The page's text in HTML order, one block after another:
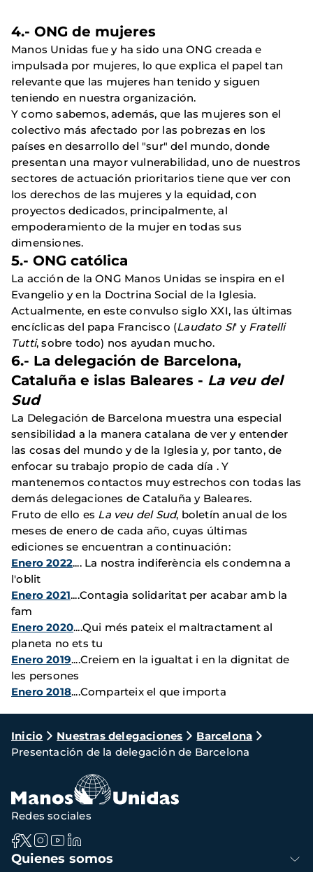
4.- ONG de mujeres
Manos Unidas fue y ha sido una ONG creada e
impulsada por mujeres, lo que explica el papel tan
relevante que las mujeres han tenido y siguen
teniendo en nuestra organización.
Y como sabemos, además, que las mujeres son el
colectivo más afectado por las pobrezas en los
países en desarrollo del "sur" del mundo, donde
presentan una mayor vulnerabilidad, uno de nuestros
sectores de actuación prioritarios tiene que ver con
los derechos de las mujeres y la equidad, con
proyectos dedicados, principalmente, al
empoderamiento de la mujer en todas sus
dimensiones.
5.- ONG católica
La acción de la ONG Manos Unidas se inspira en el
Evangelio y en la Doctrina Social de la Iglesia.
Actualmente, en este convulso siglo XXI, las últimas
encíclicas del papa Francisco (Laudato SI' y Fratelli
Tutti, sobre todo) nos ayudan mucho.
6.- La delegación de Barcelona,
Cataluña e islas Baleares - La veu del
Sud
La Delegación de Barcelona muestra una especial
sensibilidad a la manera catalana de ver y entender
las cosas del mundo y de la Iglesia y, por tanto, de
enfocar su trabajo propio de cada día . Y
mantenemos contactos muy estrechos con todas las
demás delegaciones de Cataluña y Baleares.
Fruto de ello es La veu del Sud, boletín anual de los
meses de enero de cada año, cuyas últimas
ediciones se encuentran a continuación:
Enero 2022.... La nostra indiferència els condemna a
l'oblit
Enero 2021....Contagia solidaritat per acabar amb la
fam
Enero 2020....Qui més pateix el maltractament al
planeta no ets tu
Enero 2019....Creiem en la igualtat i en la dignitat de
les persones
Enero 2018....Comparteix el que importa
Ruta
de
navegación
Inicio Nuestras delegaciones
Barcelona
Presentación de la delegación de Barcelona
Navegación
principal
Quienes somos
Redes sociales